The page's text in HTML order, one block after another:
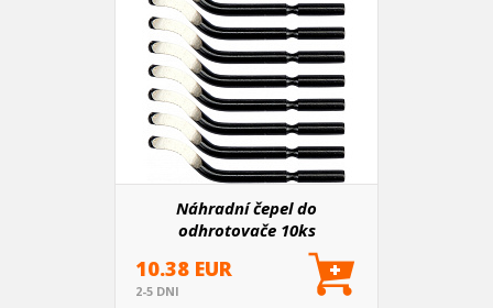
Náhradní čepel do
odhrotovače 10ks
10.38 EUR
2-5 DNI